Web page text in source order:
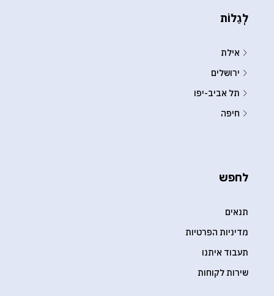
לְגַלוֹת
אילת
ירושלים
תל אביב-יפו
חיפה
לחפש
תנאים
מדיניות הפרטיות
תעבוד איתנו
שירות לקוחות